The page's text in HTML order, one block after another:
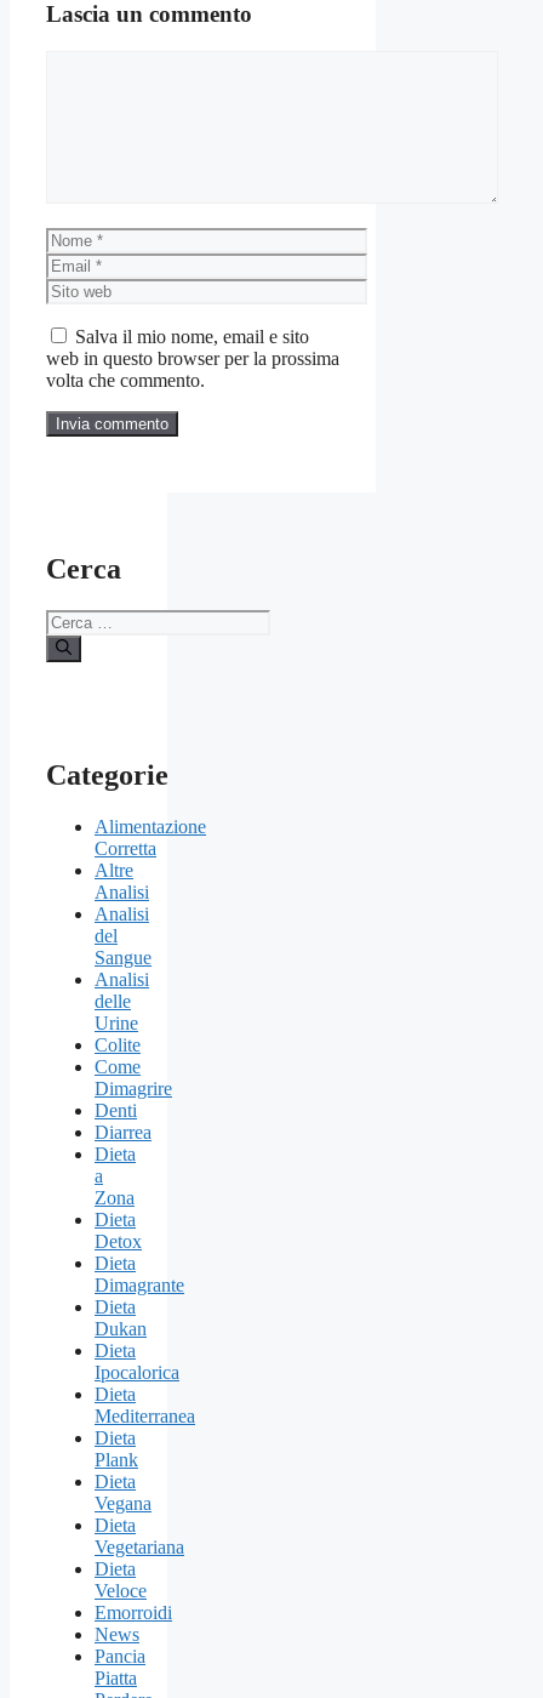
Lascia un commento
Nome
Email
Sito
web
Salva il mio nome, email e sito
web in questo browser per la prossima
volta che commento.
Cerca
Ricerca
per:
Categorie
Alimentazione
Corretta
Altre
Analisi
Analisi
del
Sangue
Analisi
delle
Urine
Colite
Come
Dimagrire
Denti
Diarrea
Dieta
a
Zona
Dieta
Detox
Dieta
Dimagrante
Dieta
Dukan
Dieta
Ipocalorica
Dieta
Mediterranea
Dieta
Plank
Dieta
Vegana
Dieta
Vegetariana
Dieta
Veloce
Emorroidi
News
Pancia
Piatta